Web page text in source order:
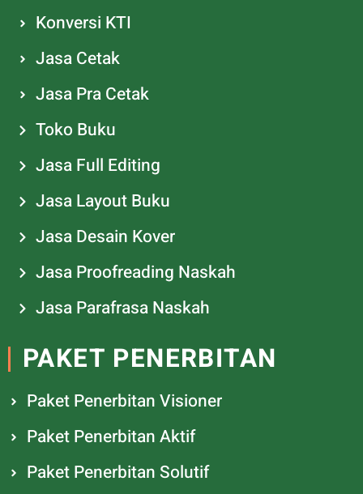
Konversi KTI
Jasa Cetak
Jasa Pra Cetak
Toko Buku
Jasa Full Editing
Jasa Layout Buku
Jasa Desain Kover
Jasa Proofreading Naskah
Jasa Parafrasa Naskah
PAKET PENERBITAN
Paket Penerbitan Visioner
Paket Penerbitan Aktif
Paket Penerbitan Solutif